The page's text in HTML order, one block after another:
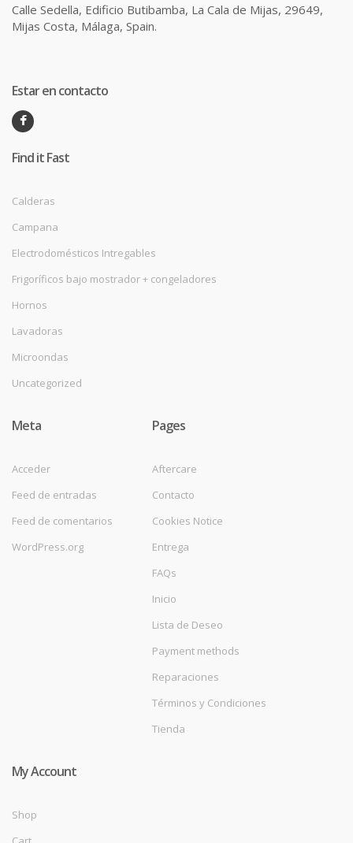
Calle Sedella, Edificio Butibamba, La Cala de Mijas, 29649,
Mijas Costa, Málaga, Spain.
Estar en contacto
Find it Fast
Calderas
Campana
Electrodomésticos Intregables
Frigoríficos bajo mostrador + congeladores
Hornos
Lavadoras
Microondas
Uncategorized
Meta
Acceder
Feed de entradas
Feed de comentarios
WordPress.org
Pages
Aftercare
Contacto
Cookies Notice
Entrega
FAQs
Inicio
Lista de Deseo
Payment methods
Reparaciones
Términos y Condiciones
Tienda
My Account
Shop